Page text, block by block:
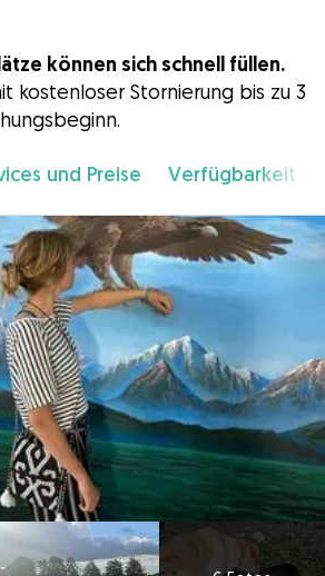
können sich schnell füllen.
kostenloser Stornierung bis zu 3
und Preise Verfügbarkeit